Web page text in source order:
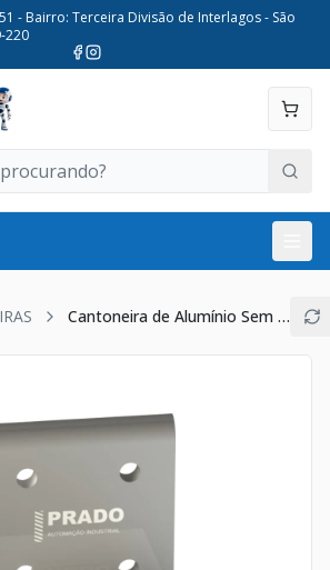
- Bairro: Terceira Divisão de Interlagos - São
220
Cantoneira de Alumínio Sem Aba - Base 40